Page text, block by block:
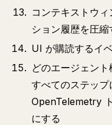
コンテキストウ
ション履歴を圧縮
UI が購読するイ
どのエージェント
すべてのステッ
OpenTelemetry
にする